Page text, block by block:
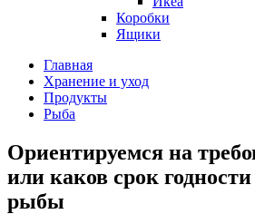
Коробки
Ящики
Главная
Хранение и уход
Продукты
Рыба
Ориентируемся на
или каков срок
рыбы